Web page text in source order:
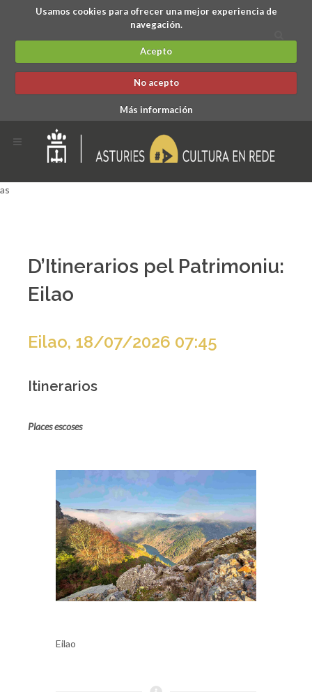
Usamos cookies para ofrecer una mejor experiencia de
navegación.
Acepto
No acepto
Más información
as
D’Itinerarios pel Patrimoniu:
Eilao
Eilao, 18/07/2026 07:45
Itinerarios
Places escoses
Eilao